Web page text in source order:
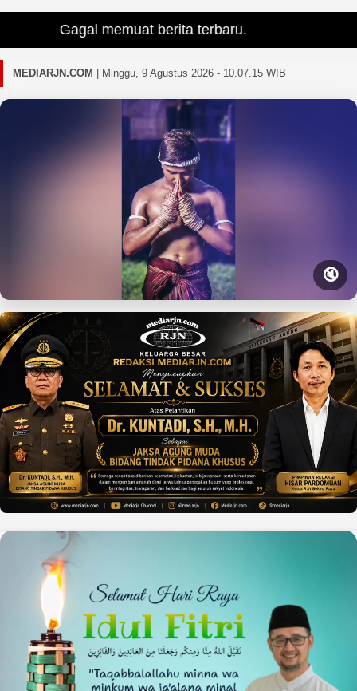
Gagal memuat berita terbaru.
MEDIARJN.COM Minggu, 9 Agustus 2026 - 10.07.16 WIB
🔇